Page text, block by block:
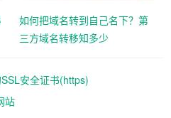
如何把域名转到自己名下？第
三方域名转移知多少
安全证书(https)
站